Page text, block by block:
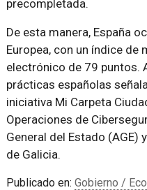
precompletada.
De esta manera, España
Europea, con un índice de
electrónico de 79 puntos.
prácticas españolas
iniciativa Mi Carpeta
Operaciones de
General del Estado (AGE)
de Galicia.
Publicado en: Gobierno /